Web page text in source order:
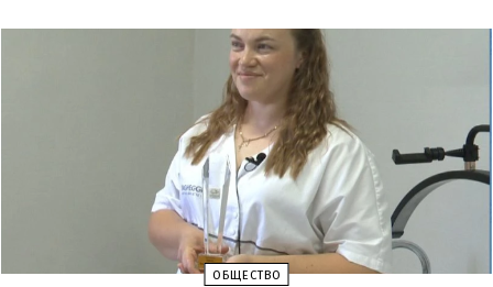
ОБЩЕСТВО